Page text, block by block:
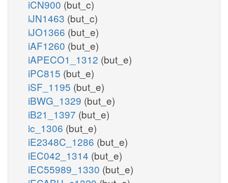
iCN900 (but_c)
iJN1463 (but_c)
iJO1366 (but_e)
iAF1260 (but_e)
iAPECO1_1312 (but_e)
iPC815 (but_e)
iSF_1195 (but_e)
iBWG_1329 (but_e)
iB21_1397 (but_e)
ic_1306 (but_e)
iE2348C_1286 (but_e)
iEC042_1314 (but_e)
iEC55989_1330 (but_e)